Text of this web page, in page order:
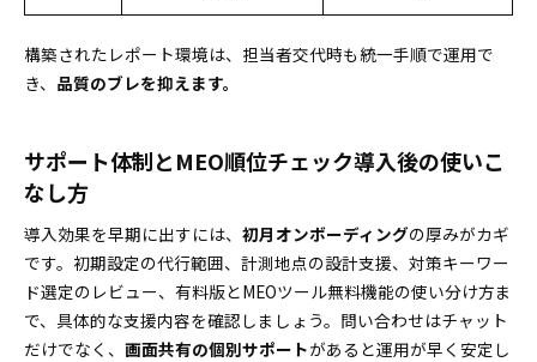
構築されたレポート環境は、担当者交代時も統一手順で運用で
き、 品質のブレを抑えます。
サポート体制とMEO順位チェック導入後の使いこ
なし方
導入効果を早期に出すには、 初月オンボーディングの厚みがカギ
です。初期設定の代行範囲、計測地点の設計支援、対策キーワー
ド選定のレビュー、有料版とMEOツール無料機能の使い分け方ま
で、具体的な支援内容を確認しましょう。問い合わせはチャット
だけでなく、 画面共有の個別サポートがあると運用が早く安定し